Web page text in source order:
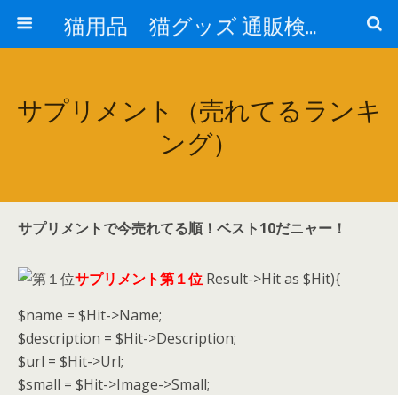
猫用品 猫グッズ 通販検索 『猫の生活 cat-life.net』
サプリメント（売れてるランキ
ング）
サプリメントで今売れてる順！ベスト10だニャー！
サプリメント第１位 Result->Hit as $Hit){
$name = $Hit->Name;
$description = $Hit->Description;
$url = $Hit->Url;
$small = $Hit->Image->Small;